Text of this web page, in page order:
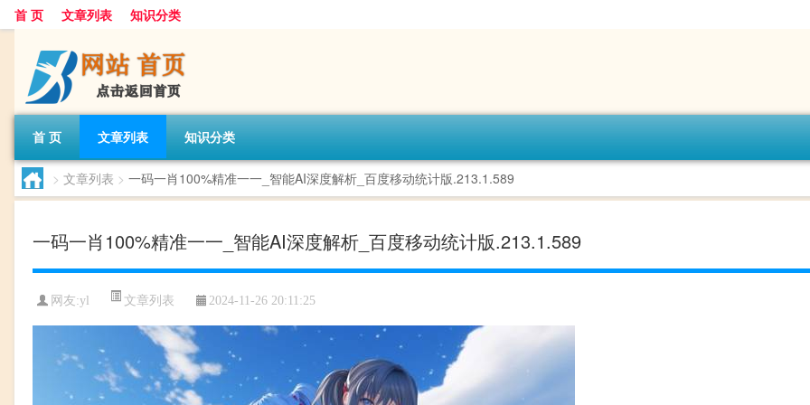
首 页 文章列表 知识分类
首 页 文章列表 知识分类
> 文章列表 > 一码一肖100%精准一一_智能AI深度解析_百度移动统计版.213.1.589
一码一肖100%精准一一_智能AI深度解析_百度移动统计版.213.1.589
网友:yl 文章列表 2024-11-26 20:11:25